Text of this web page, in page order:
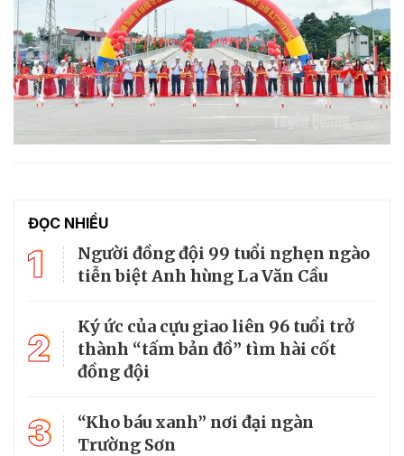
ĐỌC NHIỀU
1
Người đồng đội 99 tuổi nghẹn ngào
tiễn biệt Anh hùng La Văn Cầu
2
Ký ức của cựu giao liên 96 tuổi trở
thành “tấm bản đồ” tìm hài cốt
đồng đội
3
“Kho báu xanh” nơi đại ngàn
Trường Sơn